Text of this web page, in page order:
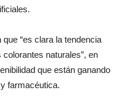
“es clara la tendencia
naturales”, en
que están ganando
farmacéutica.